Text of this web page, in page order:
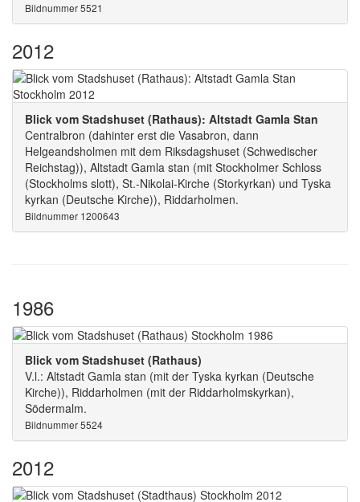
Bildnummer 5521
2012
Blick vom Stadshuset (Rathaus): Altstadt Gamla Stan
Centralbron (dahinter erst die Vasabron, dann
Helgeandsholmen mit dem Riksdagshuset (Schwedischer
Reichstag)), Altstadt Gamla stan (mit Stockholmer Schloss
(Stockholms slott), St.-Nikolai-Kirche (Storkyrkan) und Tyska
kyrkan (Deutsche Kirche)), Riddarholmen.
Bildnummer 1200643
1986
Blick vom Stadshuset (Rathaus)
V.l.: Altstadt Gamla stan (mit der Tyska kyrkan (Deutsche
Kirche)), Riddarholmen (mit der Riddarholmskyrkan),
Södermalm.
Bildnummer 5524
2012